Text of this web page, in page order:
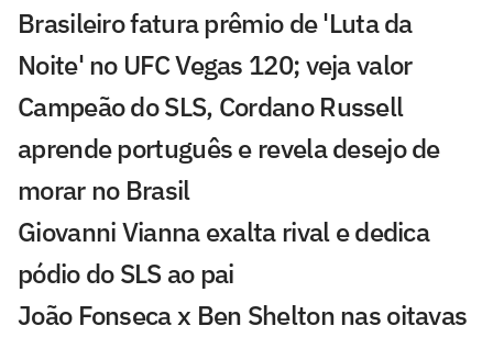
Brasileiro fatura prêmio de 'Luta da
Noite' no UFC Vegas 120; veja valor
Campeão do SLS, Cordano Russell
aprende português e revela desejo de
morar no Brasil
Giovanni Vianna exalta rival e dedica
pódio do SLS ao pai
João Fonseca x Ben Shelton nas oitavas